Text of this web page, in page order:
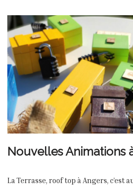
Nouvelles Animations
La Terrasse, roof top à Angers, c’est